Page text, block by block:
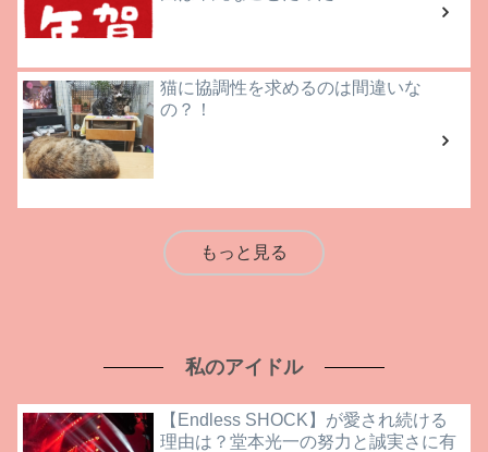
猫に協調性を求めるのは間違いな
の？！
もっと見る
私のアイドル
【Endless SHOCK】が愛され続ける
理由は？堂本光一の努力と誠実さに有